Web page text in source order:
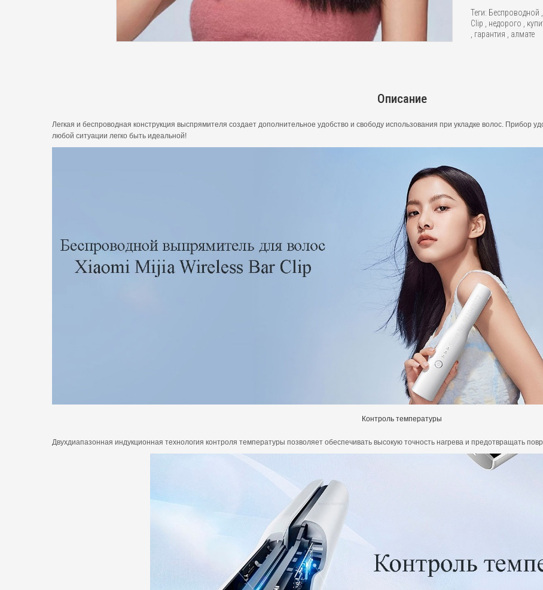
Теги: Беспроводной
Clip
недорого
гарантия алмате
Описание
Легкая и беспроводная конструкция выспрямителя создает дополнительное удобство и свободу использования при укладке волос. Прибор
любой ситуации легко быть идеальной!
Контроль температуры
Двухдиапазонная индукционная технология контроля температуры позволяет обеспечивать высокую точность нагрева и предотвращать